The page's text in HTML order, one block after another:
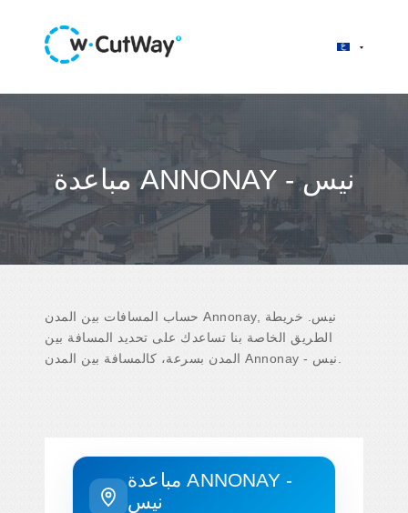
مباعدة ANNONAY - نيس
حساب المسافات بين المدن Annonay, نيس. خريطة
الطريق الخاصة بنا تساعدك على تحديد المسافة بين
مباعدة ANNONAY -
نيس